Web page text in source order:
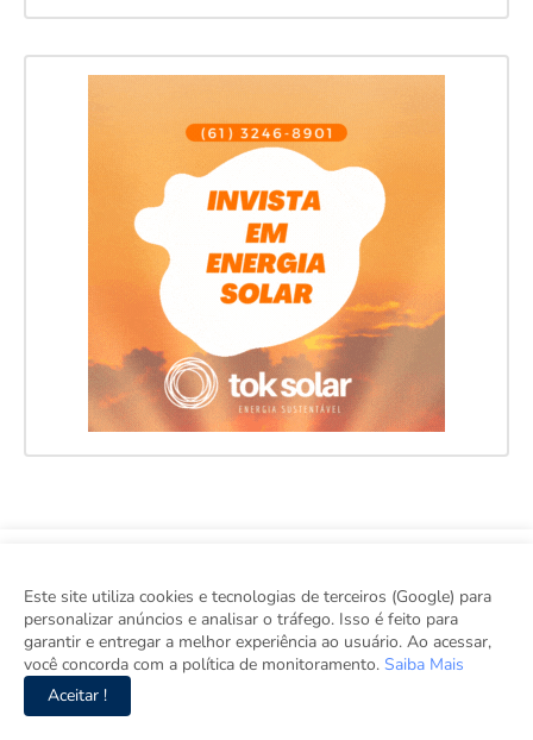
viva, o seu site de notícias. Aqui tem informação de verdade com
Este site utiliza cookies e tecnologias de terceiros (Google) para
personalizar anúncios e analisar o tráfego. Isso é feito para
garantir e entregar a melhor experiência ao usuário. Ao acessar,
você concorda com a política de monitoramento. Saiba Mais
Aceitar !